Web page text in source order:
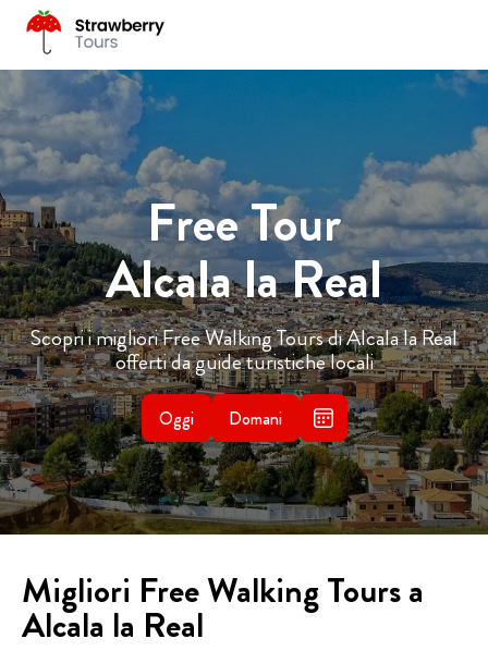
Free Tour
Alcala la Real
Scopri i migliori Free Walking Tours di Alcala la Real
offerti da guide turistiche locali
Oggi Domani
Migliori Free Walking Tours a
Alcala la Real